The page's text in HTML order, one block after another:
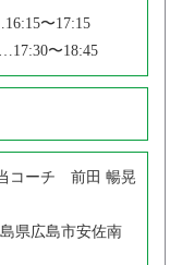
〜17:15
〜18:45
コーチ 前田 暢晃
県広島市安佐南